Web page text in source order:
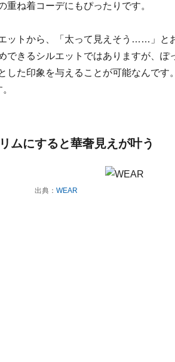
重ね着コーデにもぴったりです。
ットから、「太って見えそう……」と
できるシルエットではありますが、
した印象を与えることが可能なんで
ムにすると華奢見えが叶う
出典： WEAR